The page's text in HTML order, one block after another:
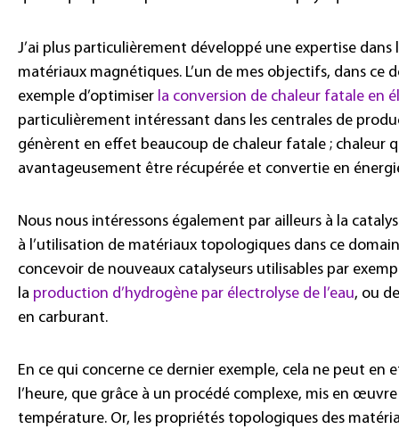
J’ai plus particulièrement développé une expertise dans
matériaux magnétiques. L’un de mes objectifs, dans ce
exemple d’optimiser la conversion de chaleur fatale en
particulièrement intéressant dans les centrales de
génèrent en effet beaucoup de chaleur fatale ; chaleur
avantageusement être récupérée et convertie en
Nous nous intéressons également par ailleurs à la
à l’utilisation de matériaux topologiques dans ce
concevoir de nouveaux catalyseurs utilisables par
la production d’hydrogène par électrolyse de l’eau, ou
en carburant.
En ce qui concerne ce dernier exemple, cela ne peut en
l’heure, que grâce à un procédé complexe, mis en
température. Or, les propriétés topologiques des